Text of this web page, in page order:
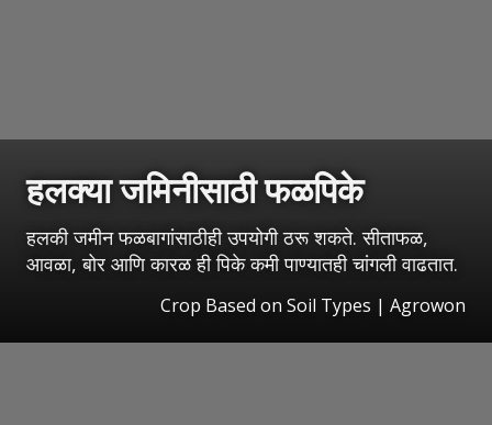
हलक्या जमिनीसाठी फळपिके
हलकी जमीन फळबागांसाठीही उपयोगी ठरू शकते. सीताफळ,
आवळा, बोर आणि कारळ ही पिके कमी पाण्यातही चांगली वाढतात.
Crop Based on Soil Types | Agrowon